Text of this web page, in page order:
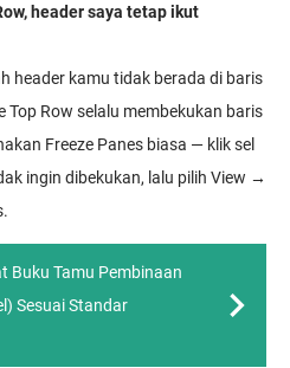
header saya tetap ikut
header kamu tidak berada di baris
Top Row selalu membekukan baris
Freeze Panes biasa — klik sel
ingin dibekukan, lalu pilih View →
Buku Tamu Pembinaan
Sesuai Standar